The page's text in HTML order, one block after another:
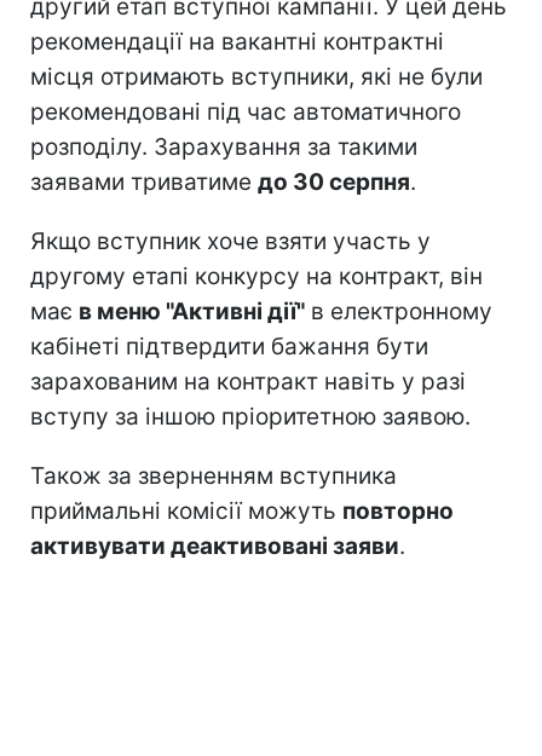
другий етап вступної кампанії. У цей день
рекомендації на вакантні контрактні
місця отримають вступники, які не були
рекомендовані під час автоматичного
розподілу. Зарахування за такими
заявами триватиме до 30 серпня.
Якщо вступник хоче взяти участь у
другому етапі конкурсу на контракт, він
має в меню "Активні дії" в електронному
кабінеті підтвердити бажання бути
зарахованим на контракт навіть у разі
вступу за іншою пріоритетною заявою.
Також за зверненням вступника
приймальні комісії можуть повторно
активувати деактивовані заяви.